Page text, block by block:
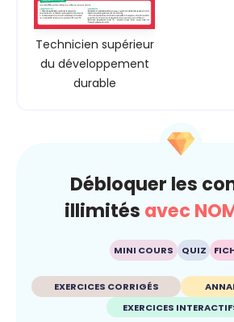
Technicien supérieur
du développement
durable
Débloquer les
illimités avec
MINI COURS QUIZ
EXERCICES CORRIGÉS
EXERCICES